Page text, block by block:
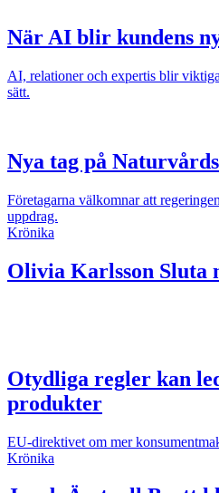
När AI blir kundens
AI, relationer och expertis blir
sätt.
Nya tag på
Företagarna välkomnar att
uppdrag.
Krönika
Olivia Karlsson Sluta
Otydliga regler kan
produkter
EU-direktivet om mer
Krönika